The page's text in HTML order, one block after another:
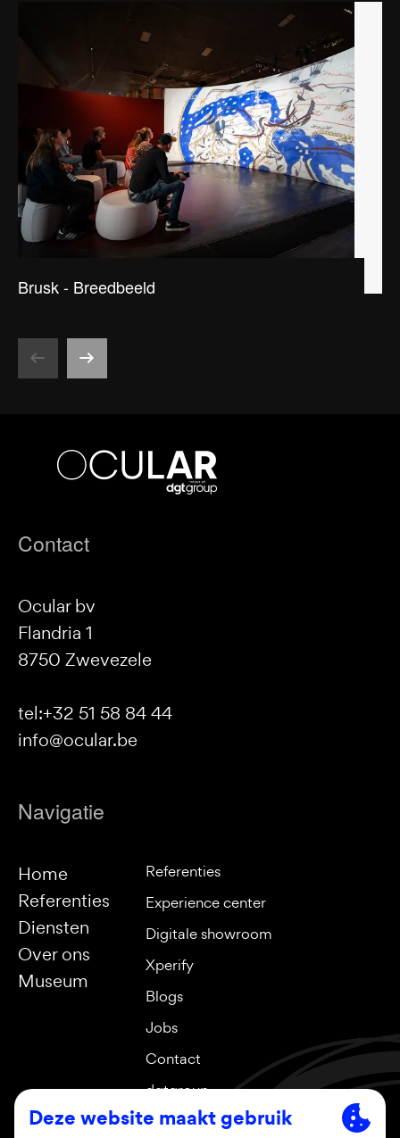
Brusk - Breedbeeld
Ocular
Footer
Contact
Ocular bv
Flandria 1
8750 Zwevezele
tel:+32 51 58 84 44
info@ocular.be
Navigatie
Home
Referenties
Diensten
Over ons
Museum
Referenties
Experience center
Digitale showroom
Xperify
Blogs
Jobs
Contact
dgtgroup